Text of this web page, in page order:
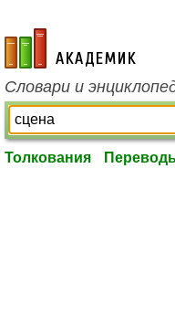
academic.ru
Словари и
Толкования